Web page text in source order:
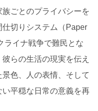
ごとのプライバシーを
切りシステム（ Paper
ライナ戦争で難民とな
らの生活の現実を伝え
色、人の表情、そして
平穏な日常の意義を再